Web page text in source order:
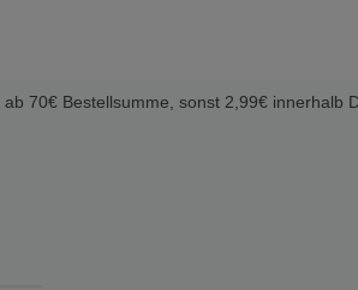
ab 70€ Bestellsumme, sonst 2,99€ innerhalb